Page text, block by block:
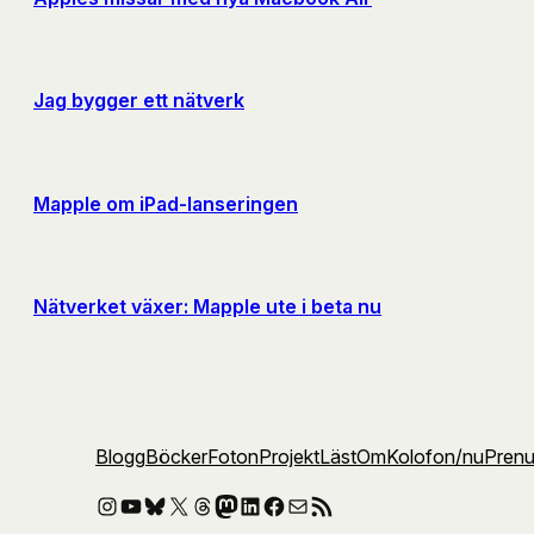
Jag bygger ett nätverk
Mapple om iPad-lanseringen
Nätverket växer: Mapple ute i beta nu
BloggBöckerFotonProjektLästOmKolofon/nu
Instagram
YouTube
Bluesky
X Threads
Mastodon
LinkedIn
Facebook
E-postRSS-flöde